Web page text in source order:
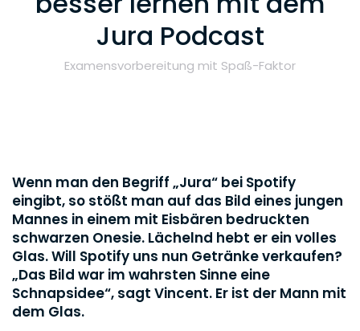
Jura Podcast
Examensvorbereitung mit Spaß-Faktor
Wenn man den Begriff „Jura“ bei Spotify
eingibt, so stößt man auf das Bild eines jungen
Mannes in einem mit Eisbären bedruckten
schwarzen Onesie. Lächelnd hebt er ein volles
Glas. Will Spotify uns nun Getränke verkaufen?
„Das Bild war im wahrsten Sinne eine
Schnapsidee“, sagt Vincent. Er ist der Mann mit
dem Glas.